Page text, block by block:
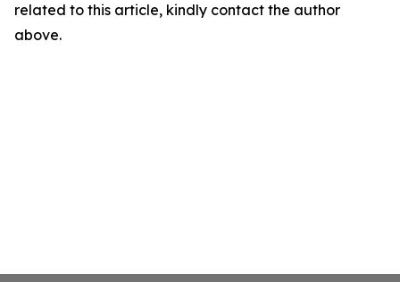
related to this article, kindly contact the author
above.